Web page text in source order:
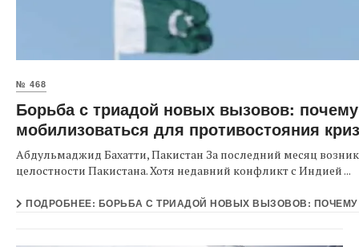
№ 468
Борьба с триадой новых вызовов:
мобилизоваться для противостояния
Абдульмаджид Бахатти, Пакистан За последний месяц
целостности Пакистана. Хотя недавний конфликт с Индией ...
ПОДРОБНЕЕ: БОРЬБА С ТРИАДОЙ НОВЫХ ВЫЗОВОВ: